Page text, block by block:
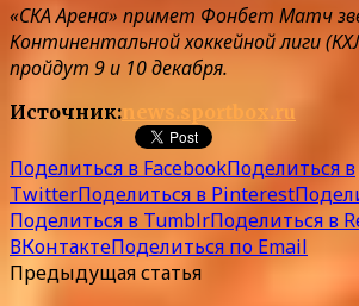
«СКА Арена» примет Фонбет Матч
Континентальной хоккейной лиги
пройдут 9 и 10 декабря.
Источник:news.sportbox.ru
Поделиться в FacebookПоделиться в
TwitterПоделиться в Pinterest
Поделиться в TumblrПоделиться в
ВКонтактеПоделиться по Email
Предыдущая статья